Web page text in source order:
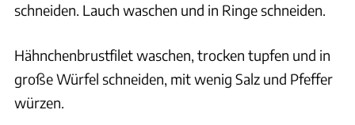
schneiden. Lauch waschen und in Ringe schneiden.
Hähnchenbrustfilet waschen, trocken tupfen und in
große Würfel schneiden, mit wenig Salz und Pfeffer
würzen.